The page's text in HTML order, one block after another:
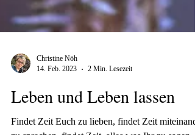
14. Feb. 2023
2 Min. Lesezeit
Leben und Leben lassen